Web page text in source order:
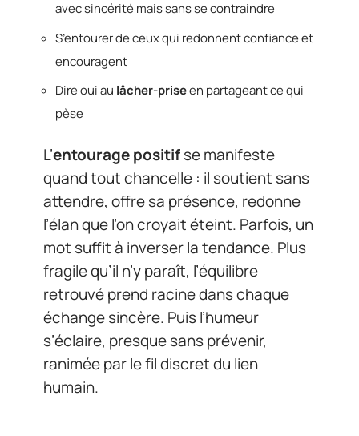
avec sincérité mais sans se contraindre
S’entourer de ceux qui redonnent confiance et
encouragent
Dire oui au lâcher-priseen partageant ce qui
pèse
L’entourage positifse manifeste
quand tout chancelle : il soutient sans
attendre, offre sa présence, redonne
l’élan que l’on croyait éteint. Parfois, un
mot suffit à inverser la tendance. Plus
fragile qu’il n’y paraît, l’équilibre
retrouvé prend racine dans chaque
échange sincère. Puis l’humeur
s’éclaire, presque sans prévenir,
ranimée par le fil discret du lien
humain.